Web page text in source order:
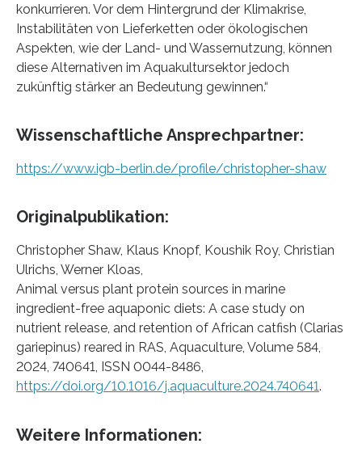
konkurrieren. Vor dem Hintergrund der Klimakrise,
Instabilitäten von Lieferketten oder ökologischen
Aspekten, wie der Land- und Wassernutzung, können
diese Alternativen im Aquakultursektor jedoch
zukünftig stärker an Bedeutung gewinnen.“
Wissenschaftliche Ansprechpartner:
https://www.igb-berlin.de/profile/christopher-shaw
Originalpublikation:
Christopher Shaw, Klaus Knopf, Koushik Roy, Christian
Ulrichs, Werner Kloas,
Animal versus plant protein sources in marine
ingredient-free aquaponic diets: A case study on
nutrient release, and retention of African catfish (Clarias
gariepinus) reared in RAS, Aquaculture, Volume 584,
2024, 740641, ISSN 0044-8486,
https://doi.org/10.1016/j.aquaculture.2024.740641.
Weitere Informationen: